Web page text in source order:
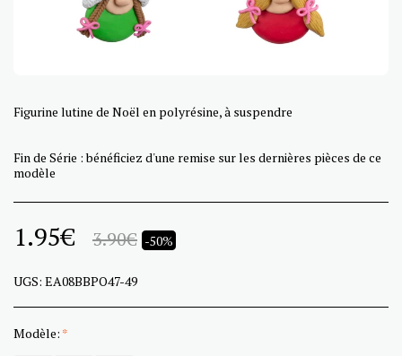
Figurine lutine de Noël en polyrésine, à suspendre
Fin de Série : bénéficiez d'une remise sur les dernières pièces de ce
modèle
1.95€ 3.90€ -50%
UGS: EA08BBPO47-49
Modèle: *